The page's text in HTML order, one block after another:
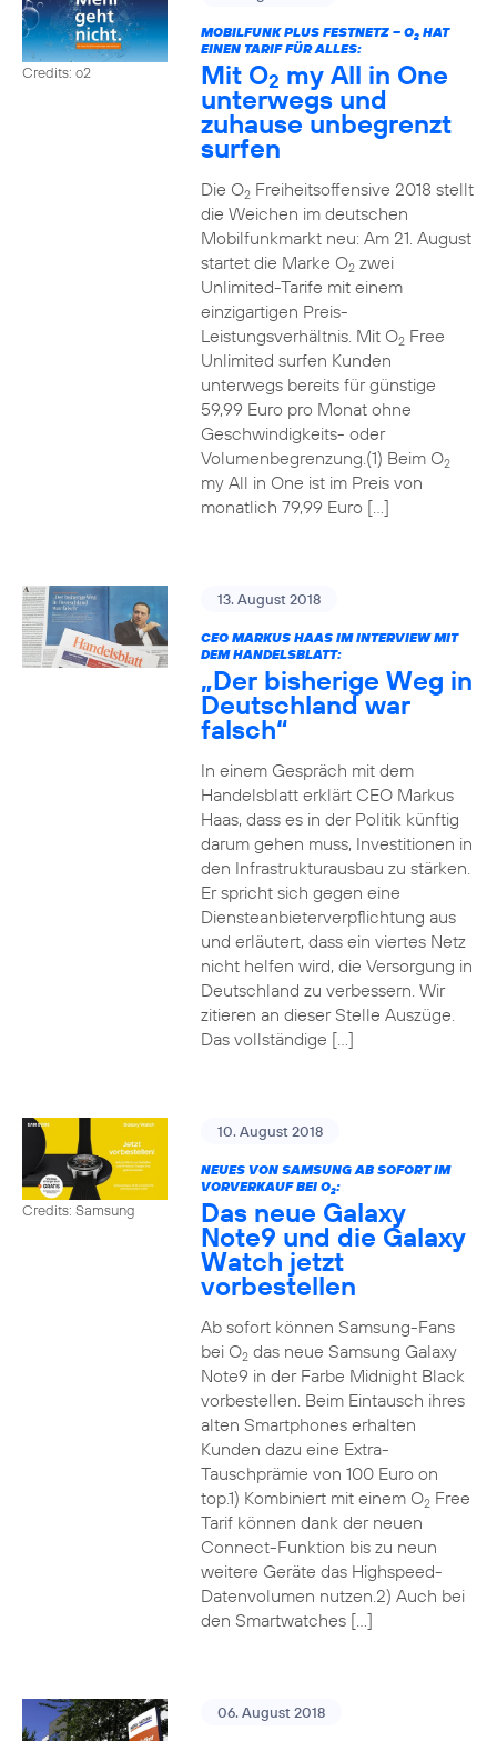
Credits: o2
MOBILFUNK PLUS FESTNETZ – O2HAT
EINEN TARIF FÜR ALLES:
Mit O2 my All in One
unterwegs und
zuhause unbegrenzt
surfen
Die O2Freiheitsoffensive 2018 stellt
die Weichen im deutschen
Mobilfunkmarkt neu: Am 21. August
startet die Marke O2zwei
Unlimited-Tarife mit einem
einzigartigen Preis-
Leistungsverhältnis. Mit O2Free
Unlimited surfen Kunden
unterwegs bereits für günstige
59,99 Euro pro Monat ohne
Geschwindigkeits- oder
Volumenbegrenzung.(1) Beim O2
my All in One ist im Preis von
monatlich 79,99 Euro […]
13. August 2018
CEO MARKUS HAAS IM INTERVIEW MIT
DEM HANDELSBLATT:
„Der bisherige Weg in
Deutschland war
falsch“
In einem Gespräch mit dem
Handelsblatt erklärt CEO Markus
Haas, dass es in der Politik künftig
darum gehen muss, Investitionen in
den Infrastrukturausbau zu stärken.
Er spricht sich gegen eine
Diensteanbieterverpflichtung aus
und erläutert, dass ein viertes Netz
nicht helfen wird, die Versorgung in
Deutschland zu verbessern. Wir
zitieren an dieser Stelle Auszüge.
Das vollständige […]
Credits: Samsung
10. August 2018
NEUES VON SAMSUNG AB SOFORT IM
VORVERKAUF BEI O2:
Das neue Galaxy
Note9 und die Galaxy
Watch jetzt
vorbestellen
Ab sofort können Samsung-Fans
bei O2das neue Samsung Galaxy
Note9 in der Farbe Midnight Black
vorbestellen. Beim Eintausch ihres
alten Smartphones erhalten
Kunden dazu eine Extra-
Tauschprämie von 100 Euro on
top.1) Kombiniert mit einem O2Free
Tarif können dank der neuen
Connect-Funktion bis zu neun
weitere Geräte das Highspeed-
Datenvolumen nutzen.2) Auch bei
den Smartwatches […]
06. August 2018